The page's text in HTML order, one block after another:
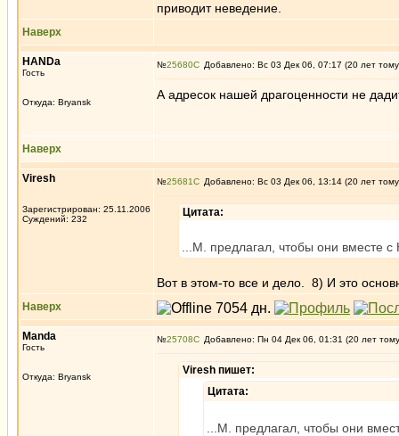
приводит неведение.
Наверх
HANDa
Гость
Откуда: Bryansk
№25680 Добавлено: Вс 03 Дек 06, 07:17 (20 лет
А адресок нашей драгоценности не
Наверх
Viresh
Зарегистрирован: 25.11.2006
Суждений: 232
№25681 Добавлено: Вс 03 Дек 06, 13:14 (20 лет
Цитата:
...М. предлагал, чтобы они вместе
Вот в этом-то все и дело. 8) И это
Наверх
Manda
Гость
Откуда: Bryansk
№25708 Добавлено: Пн 04 Дек 06, 01:31 (20 лет
Viresh пишет:
Цитата:
...М. предлагал, чтобы они